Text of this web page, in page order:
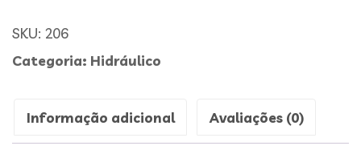
SKU: 206
Categoria: Hidráulico
Informação adicional Avaliações (0)